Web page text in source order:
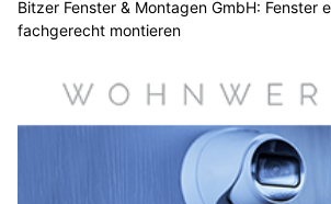
Bitzer Fenster & Montagen GmbH: Fenster
fachgerecht montieren